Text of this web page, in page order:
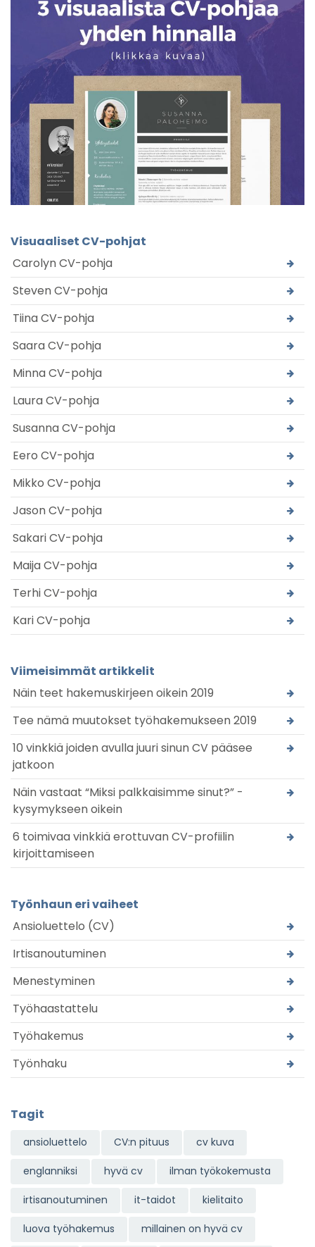
Visuaaliset CV-pohjat
Carolyn CV-pohja
Steven CV-pohja
Tiina CV-pohja
Saara CV-pohja
Minna CV-pohja
Laura CV-pohja
Susanna CV-pohja
Eero CV-pohja
Mikko CV-pohja
Jason CV-pohja
Sakari CV-pohja
Maija CV-pohja
Terhi CV-pohja
Kari CV-pohja
Viimeisimmät artikkelit
Näin teet hakemuskirjeen oikein 2019
Tee nämä muutokset työhakemukseen 2019
10 vinkkiä joiden avulla juuri sinun CV pääsee
jatkoon
Näin vastaat “Miksi palkkaisimme sinut?” -
kysymykseen oikein
6 toimivaa vinkkiä erottuvan CV-profiilin
kirjoittamiseen
Työnhaun eri vaiheet
Ansioluettelo (CV)
Irtisanoutuminen
Menestyminen
Työhaastattelu
Työhakemus
Työnhaku
Tagit
ansioluettelo CV:n pituus cv kuva
englanniksi hyvä cv ilman työkokemusta
irtisanoutuminen it-taidot kielitaito
luova työhakemus millainen on hyvä cv